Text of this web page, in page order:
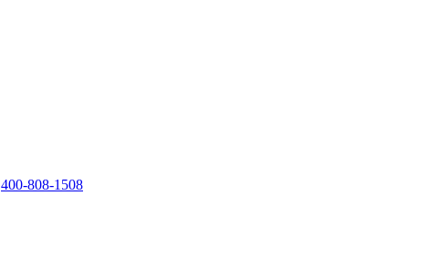
400-808-1508